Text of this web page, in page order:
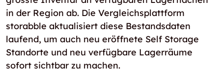
in der Region ab. Die Vergleichsplattform
storabble aktualisiert diese Bestandsdaten
laufend, um auch neu eröffnete Self Storage
Standorte und neu verfügbare Lagerräume
sofort sichtbar zu machen.